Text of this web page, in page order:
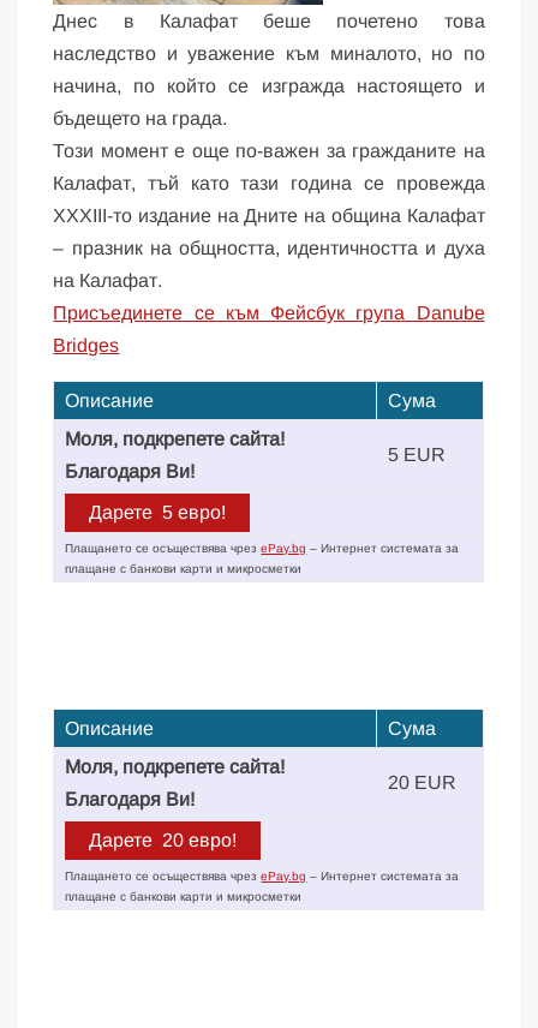
Днес в Калафат беше почетено това
наследство и уважение към миналото, но по
начина, по който се изгражда настоящето и
бъдещето на града.
Този момент е още по-важен за гражданите на
Калафат, тъй като тази година се провежда
XXXIII-то издание на Дните на община Калафат
– празник на общността, идентичността и духа
на Калафат.
Присъединете се към Фейсбук група Danube
Bridges
Описание
Сума
Моля, подкрепете сайта!
Благодаря Ви!
5 EUR
Плащането се осъществява чрезePay.bg – Интернет системата за
плащане с банкови карти и микросметки
Описание
Сума
Моля, подкрепете сайта!
Благодаря Ви!
20 EUR
Плащането се осъществява чрезePay.bg – Интернет системата за
плащане с банкови карти и микросметки